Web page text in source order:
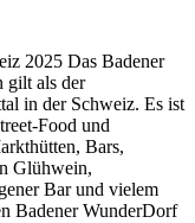
2025 Das Badener
gilt als der
in der Schweiz. Es ist
Food und
Bars,
Glühwein,
Bar und vielem
Badener WunderDorf